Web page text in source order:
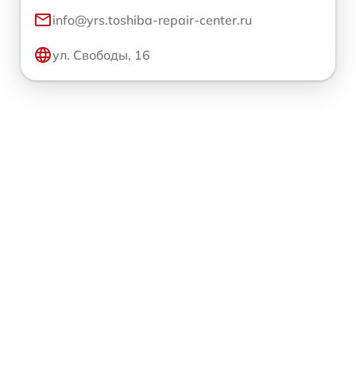
info@yrs.toshiba-repair-center.ru
ул. Свободы, 16